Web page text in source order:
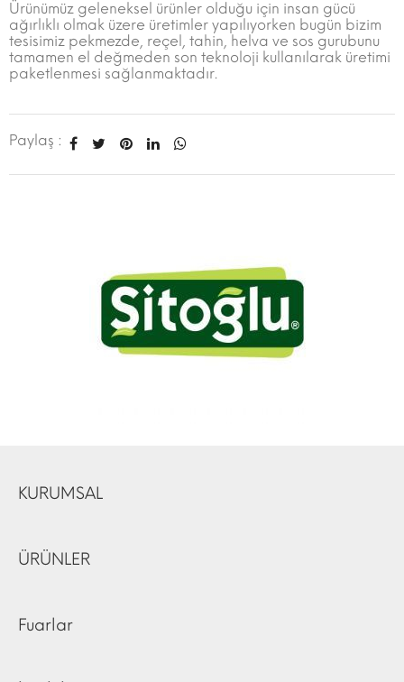
Ürünümüz geleneksel ürünler olduğu için insan gücü
ağırlıklı olmak üzere üretimler yapılıyorken bugün bizim
tesisimiz pekmezde, reçel, tahin, helva ve sos gurubunu
tamamen el değmeden son teknoloji kullanılarak üretimi
paketlenmesi sağlanmaktadır.
Paylaş :
KURUMSAL
ÜRÜNLER
Fuarlar